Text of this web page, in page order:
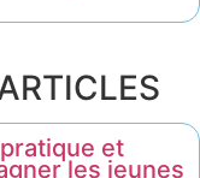
et
les jeunes